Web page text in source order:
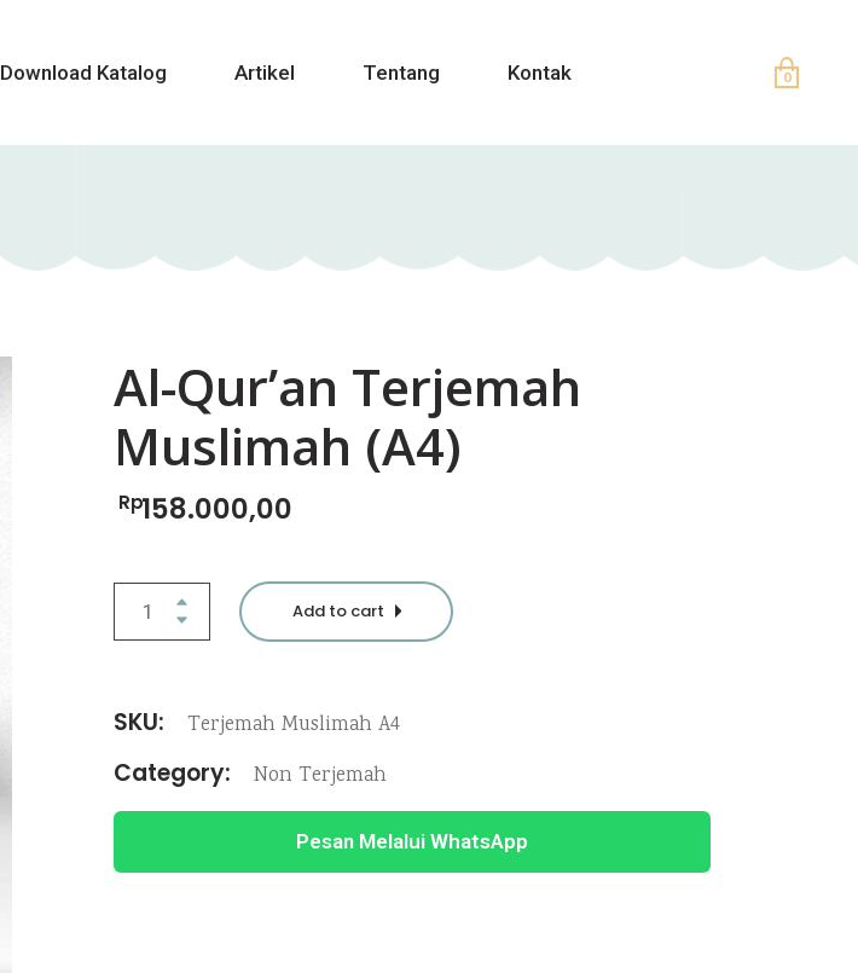
Download Katalog Artikel Tentang Kontak 0
Al-Qur’an Terjemah
Muslimah (A4)
Rp158.000,00
(A4)
quantity
Add to cart
SKU: Terjemah Muslimah A4
Category: Non Terjemah
Pesan Melalui WhatsApp